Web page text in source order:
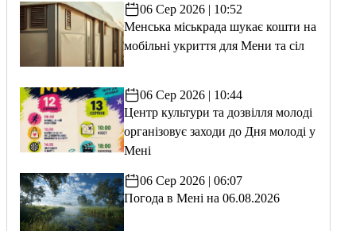
06 Сер 2026 | 10:52
Менська міськрада шукає кошти на
мобільні укриття для Мени та сіл
06 Сер 2026 | 10:44
Центр культури та дозвілля молоді
організовує заходи до Дня молоді у
Мені
06 Сер 2026 | 06:07
Погода в Мені на 06.08.2026